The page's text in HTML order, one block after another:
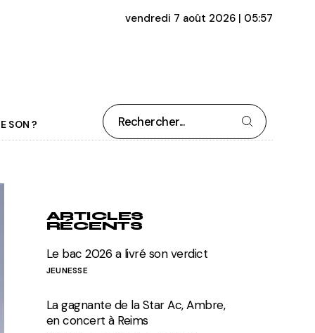
vendredi 7 août 2026 | 05:57
SON ?
Rechercher
ARTICLES
RÉCENTS
Le bac 2026 a livré son verdict
JEUNESSE
La gagnante de la Star Ac, Ambre,
en concert à Reims